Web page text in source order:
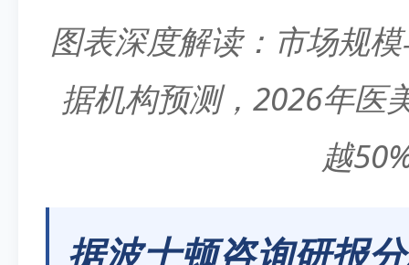
图表深度解读：市场规
据机构预测，2026年医
越
据波士顿咨询研报